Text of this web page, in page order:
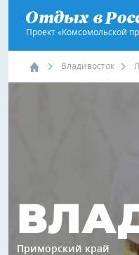
Проект «Комсомольской
Владивосток
Приморский край